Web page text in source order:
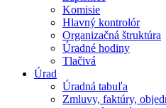
Komisie
Hlavný kontrolór
Organizačná štruktúra
Úradné hodiny
Tlačivá
Úrad
Úradná tabuľa
Zmluvy, faktúry,